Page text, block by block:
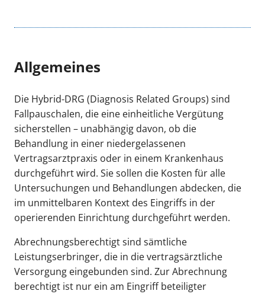
Allgemeines
Die Hybrid-DRG (Diagnosis Related Groups) sind
Fallpauschalen, die eine einheitliche Vergütung
sicherstellen – unabhängig davon, ob die
Behandlung in einer niedergelassenen
Vertragsarztpraxis oder in einem Krankenhaus
durchgeführt wird. Sie sollen die Kosten für alle
Untersuchungen und Behandlungen abdecken, die
im unmittelbaren Kontext des Eingriffs in der
operierenden Einrichtung durchgeführt werden.
Abrechnungsberechtigt sind sämtliche
Leistungserbringer, die in die vertragsärztliche
Versorgung eingebunden sind. Zur Abrechnung
berechtigt ist nur ein am Eingriff beteiligter